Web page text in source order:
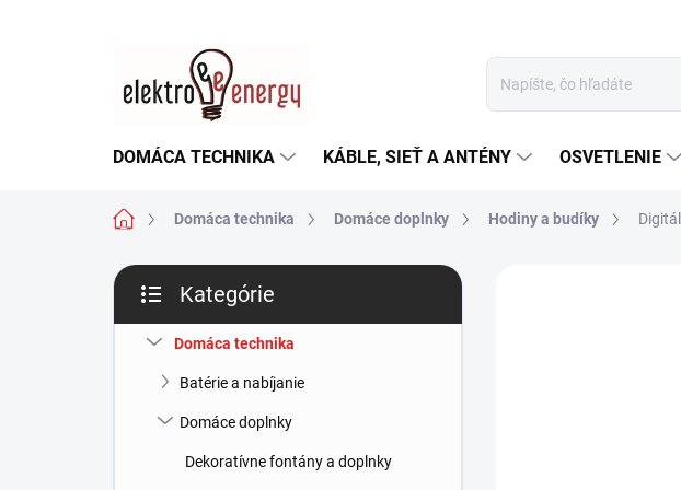
DOMÁCA TECHNIKA KÁBLE, SIEŤ A ANTÉNY OSVETLENIE
DomovDomáca technika Domáce doplnky Hodiny a budíky
B
č
kategórie
Kategórie
Domáca technika
Batérie a nabíjanie
Domáce doplnky
Dekoratívne fontány a doplnky